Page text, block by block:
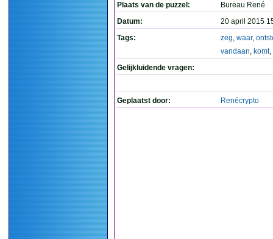
Plaats van de puzzel:
Bureau René
Datum:
20 april 2015
Tags:
zeg, waar,
vandaan, komt,
Gelijkluidende vragen:
Geplaatst door: Renécrypto